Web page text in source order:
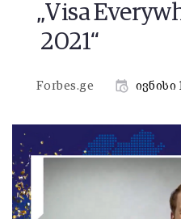
„Visa
2021“
Forbes.ge ივნისი